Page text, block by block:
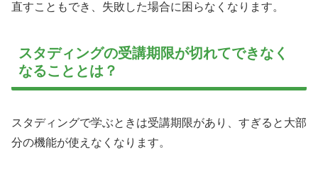
直すこともでき、失敗した場合に困らなくなります。
スタディングの受講期限が切れてできなく
なることとは？
スタディングで学ぶときは受講期限があり、すぎると大部
分の機能が使えなくなります。